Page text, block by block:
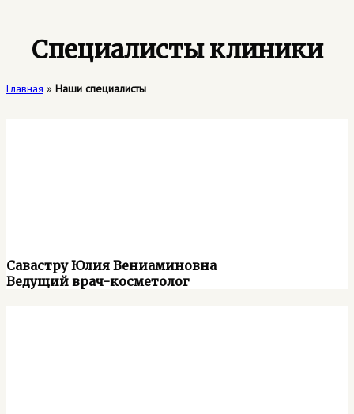
Специалисты клиники
Главная » Наши специалисты
Савастру Юлия Вениаминовна
Ведущий врач-косметолог